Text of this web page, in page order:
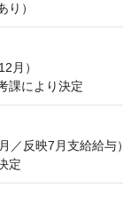
り）
月）
により決定
／反映7月支給給与）
定